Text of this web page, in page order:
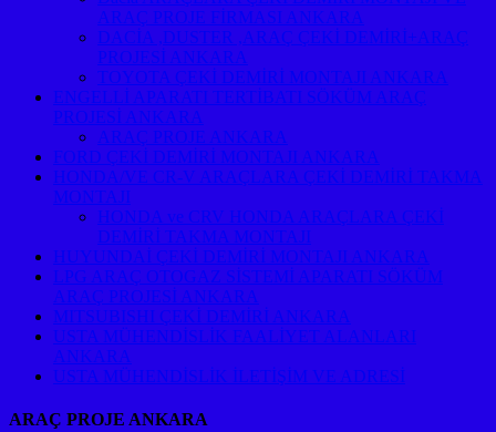
ARAÇ PROJE FİRMASI ANKARA
DACİA ,DUSTER ,ARAÇ ÇEKİ DEMİRİ+ARAÇ
PROJESİ ANKARA
TOYOTA ÇEKİ DEMİRİ MONTAJI ANKARA
ENGELLİ APARATI TERTİBATI SÖKÜM ARAÇ
PROJESİ ANKARA
ARAÇ PROJE ANKARA
FORD ÇEKİ DEMİRİ MONTAJI ANKARA
HONDA/VE CR-V ARAÇLARA ÇEKİ DEMİRİ TAKMA
MONTAJI
HONDA ve CRV HONDA ARAÇLARA ÇEKİ
DEMİRİ TAKMA MONTAJI
HUYUNDAİ ÇEKİ DEMİRİ MONTAJI ANKARA
LPG ARAÇ OTOGAZ SİSTEMİ APARATI SÖKÜM
ARAÇ PROJESİ ANKARA
MITSUBISHI ÇEKİ DEMİRİ ANKARA
USTA MÜHENDİSLİK FAALİYET ALANLARI
ANKARA
USTA MÜHENDİSLİK İLETİŞİM VE ADRESİ
ARAÇ PROJE ANKARA